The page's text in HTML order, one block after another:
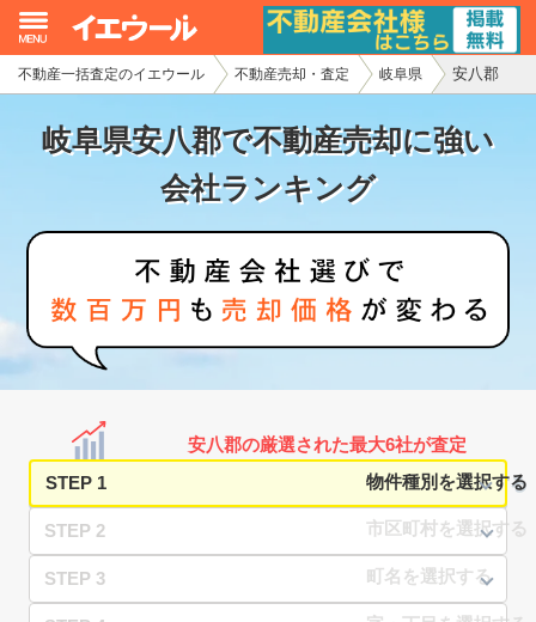
不動産一括査定のイエウール 不動産売却・査定 岐阜県 安八郡
岐阜県安八郡で不動産売却に強い
会社ランキング
安八郡の厳選された最大6社が査定
STEP 1
STEP 2
STEP 3
イエウール加盟希望の不動産会社様
初めての方へ
不動産の売却・一括査定
家査定シミュレーター
お問い合わせ